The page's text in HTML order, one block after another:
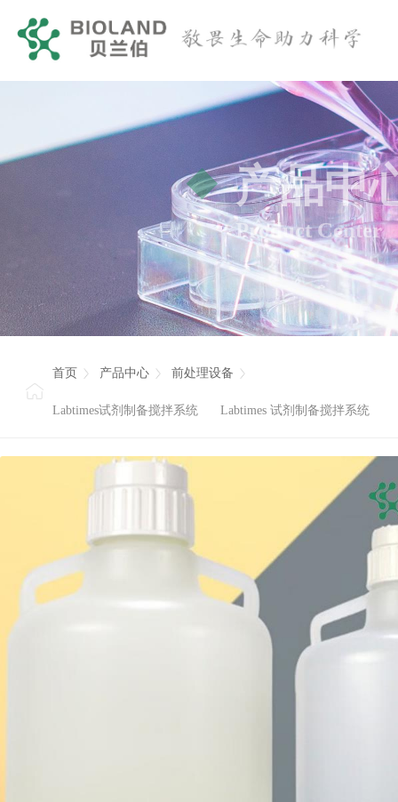
产品中
Product Center
首页 产品中心 前处理设备
Labtimes试剂制备搅拌系统 Labtimes 试剂制备搅拌系统